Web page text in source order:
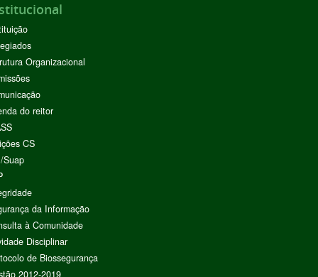
Organizacional
do reitor
CS
Suap
da Informação
à Comunidade
Disciplinar
de Biossegurança
2012-2019